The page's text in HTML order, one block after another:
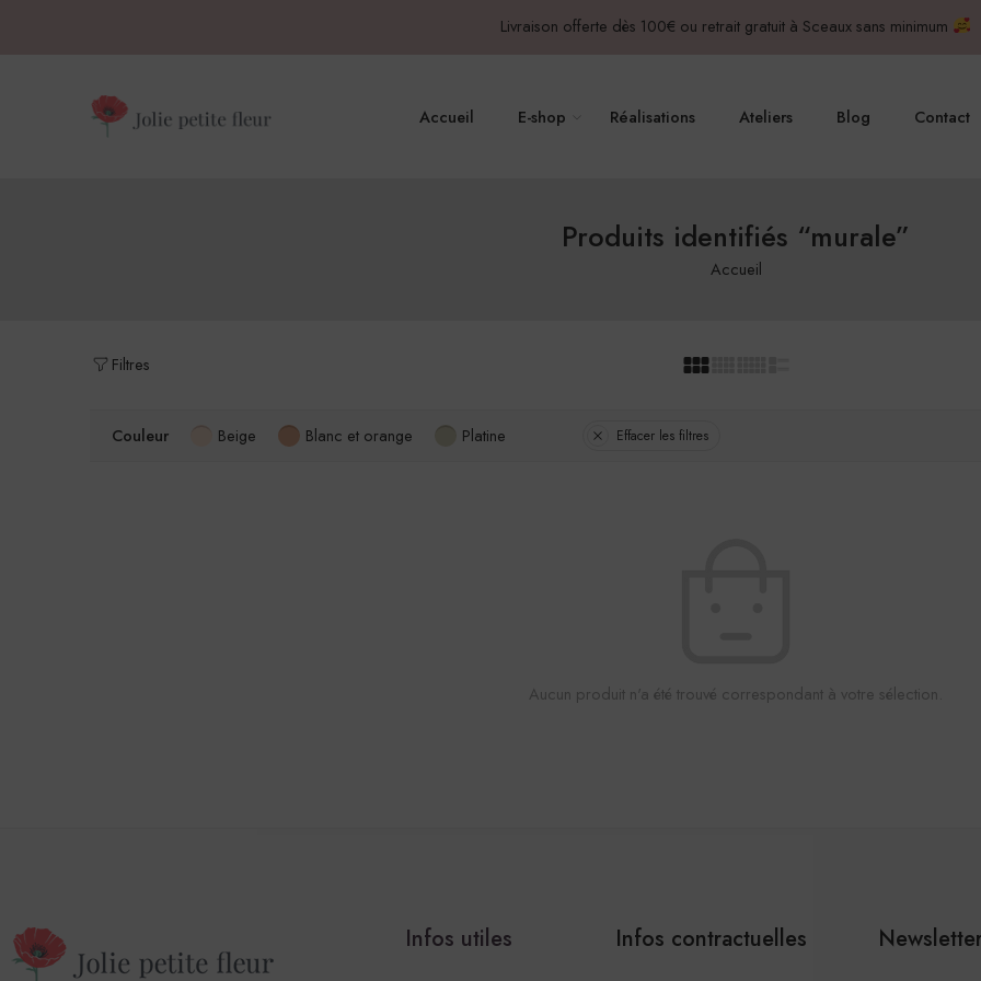
Livraison offerte dès 100€ ou retrait gratuit à Sceaux sans minimum
Accueil E-shop Réalisations Ateliers Blog Contact
Produits identifiés “murale”
Accueil
Filtres
Couleur Beige Blanc et orange Platine Effacer les filtres
Aucun produit n'a été trouvé correspondant à votre sélection.
Infos utiles Infos contractuelles